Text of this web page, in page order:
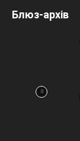
Блюз-архів